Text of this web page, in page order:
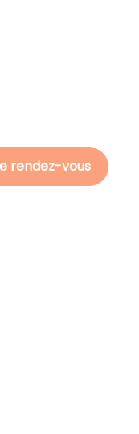
rendez-vous